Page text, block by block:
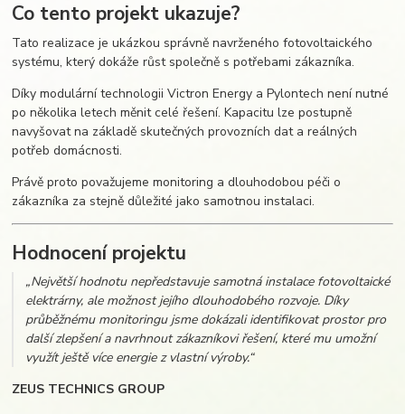
Co tento projekt ukazuje?
Tato realizace je ukázkou správně navrženého fotovoltaického
systému, který dokáže růst společně s potřebami zákazníka.
Díky modulární technologii Victron Energy a Pylontech není nutné
po několika letech měnit celé řešení. Kapacitu lze postupně
navyšovat na základě skutečných provozních dat a reálných
potřeb domácnosti.
Právě proto považujeme monitoring a dlouhodobou péči o
zákazníka za stejně důležité jako samotnou instalaci.
Hodnocení projektu
„Největší hodnotu nepředstavuje samotná instalace fotovoltaické
elektrárny, ale možnost jejího dlouhodobého rozvoje. Díky
průběžnému monitoringu jsme dokázali identifikovat prostor pro
další zlepšení a navrhnout zákazníkovi řešení, které mu umožní
využít ještě více energie z vlastní výroby.“
ZEUS TECHNICS GROUP